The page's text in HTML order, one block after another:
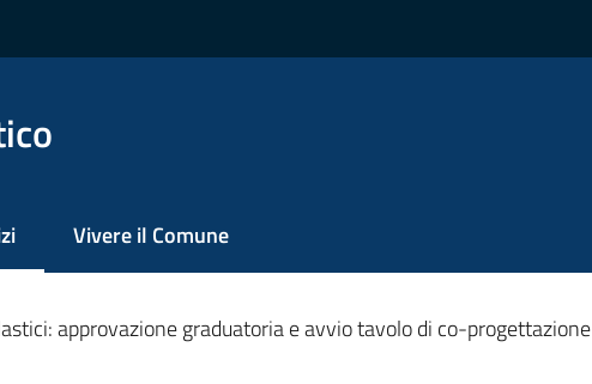
selezionatoVivere il Comune
approvazione graduatoria e avvio tavolo di co-progettazione